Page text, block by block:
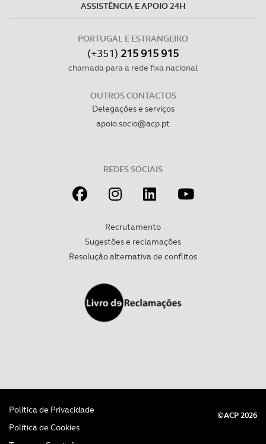
ASSISTÊNCIA E APOIO 24H
PORTUGAL E ESTRANGEIRO
(+351) 215 915 915
chamada para a rede fixa nacional
OUTROS CONTACTOS
Delegações e serviços
apoio.socio@acp.pt
REDES SOCIAIS
Recrutamento
Sugestões e reclamações
Resolução alternativa de conflitos
Política de Privacidade
Política de Cookies
©ACP 2026